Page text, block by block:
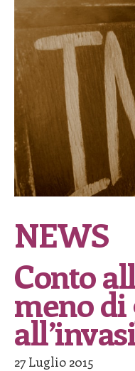
NEWS
Conto
meno
27 Luglio 2015